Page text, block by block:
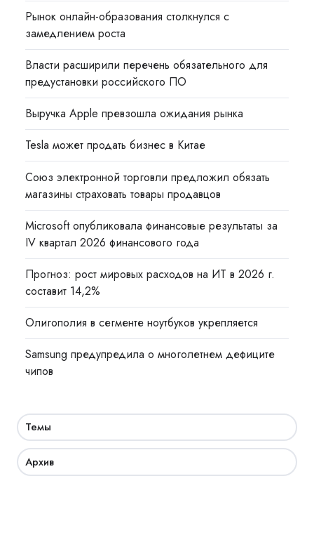
Рынок онлайн-образования столкнулся с
замедлением роста
Власти расширили перечень обязательного для
предустановки российского ПО
Выручка Apple превзошла ожидания рынка
Tesla может продать бизнес в Китае
Союз электронной торговли предложил обязать
магазины страховать товары продавцов
Microsoft опубликовала финансовые результаты за
IV квартал 2026 финансового года
Прогноз: рост мировых расходов на ИТ в 2026 г.
составит 14,2%
Олигополия в сегменте ноутбуков укрепляется
Samsung предупредила о многолетнем дефиците
чипов
Темы
Архив